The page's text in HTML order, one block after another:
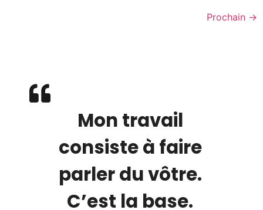
Prochain →
Mon travail
consiste à faire
parler du vôtre.
C’est la base.